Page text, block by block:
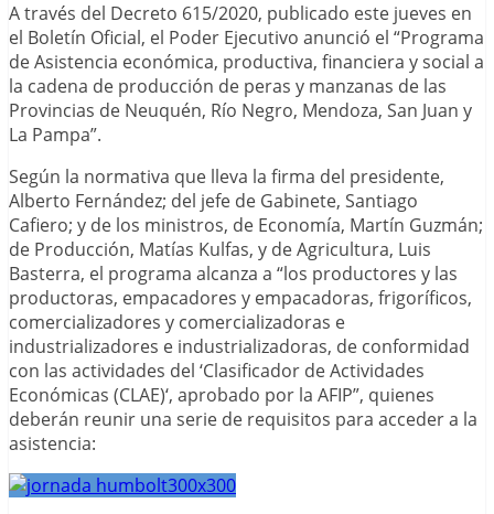
A través del Decreto 615/2020, publicado este jueves en
el Boletín Oficial, el Poder Ejecutivo anunció el “Programa
de Asistencia económica, productiva, financiera y social a
la cadena de producción de peras y manzanas de las
Provincias de Neuquén, Río Negro, Mendoza, San Juan y
La Pampa”.
Según la normativa que lleva la firma del presidente,
Alberto Fernández; del jefe de Gabinete, Santiago
Cafiero; y de los ministros, de Economía, Martín Guzmán;
de Producción, Matías Kulfas, y de Agricultura, Luis
Basterra, el programa alcanza a “los productores y las
productoras, empacadores y empacadoras, frigoríficos,
comercializadores y comercializadoras e
industrializadores e industrializadoras, de conformidad
con las actividades del ‘Clasificador de Actividades
Económicas (CLAE)‘, aprobado por la AFIP”, quienes
deberán reunir una serie de requisitos para acceder a la
asistencia: